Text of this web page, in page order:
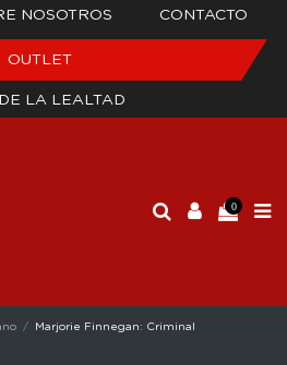
NOSOTROS CONTACTO
OUTLET
LA LEALTAD
0
Marjorie Finnegan: Criminal